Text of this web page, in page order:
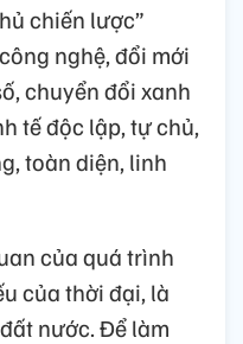
chiến lược”
nghệ, đổi mới
chuyển đổi xanh
tế độc lập, tự chủ,
toàn diện, linh
của quá trình
của thời đại, là
nước. Để làm